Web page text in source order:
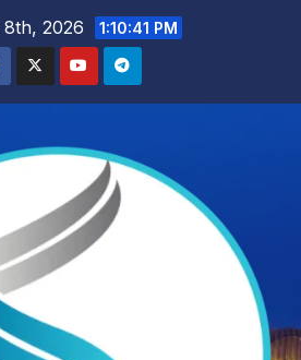
2026 1:10:43 PM